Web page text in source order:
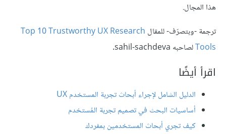
هذا المجال.
ترجمة -وبتصرّف- للمقال Top 10 Trustworthy UX Research
Toolsلصاحبه sahil-sachdeva.
اقرأ أيضًا
الدليل الشامل لإجراء أبحاث تجربة المستخدم UX
أساسيات البحث في تصميم تجربة المُستخدم
كيف تجري أبحاث المستخدمين بمفردك